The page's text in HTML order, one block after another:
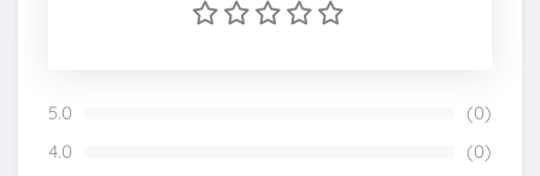
5.0
(0)
4.0
(0)